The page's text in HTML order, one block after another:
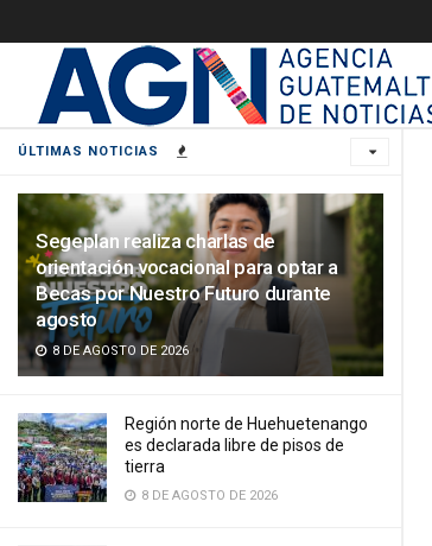
ÚLTIMAS NOTICIAS
Segeplan realiza charlas de
orientación vocacional para optar a
Becas por Nuestro Futuro durante
agosto
8 DE AGOSTO DE 2026
Región norte de Huehuetenango
es declarada libre de pisos de
tierra
8 DE AGOSTO DE 2026